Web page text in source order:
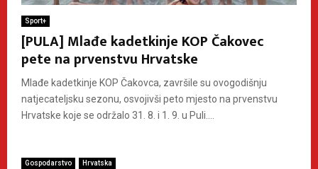
Sport+
[PULA] Mlađe kadetkinje KOP Čakovec
pete na prvenstvu Hrvatske
Mlađe kadetkinje KOP Čakovca, završile su ovogodišnju
natjecateljsku sezonu, osvojivši peto mjesto na prvenstvu
Hrvatske koje se održalo 31. 8. i 1. 9. u Puli....
Gospodarstvo Hrvatska